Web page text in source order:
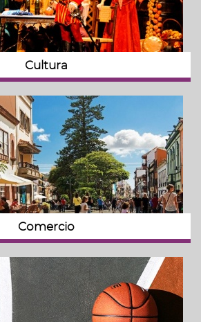
Cultura
Comercio